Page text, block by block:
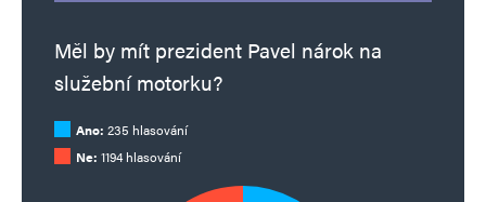
Měl by mít prezident Pavel nárok na
služební motorku?
Ano: 235 hlasování
Ne: 1194 hlasování